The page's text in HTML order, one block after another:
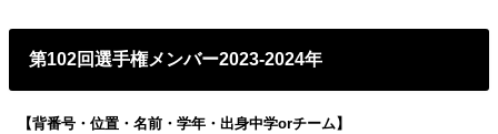
第102回選手権メンバー2023-2024年
【背番号・位置・名前・学年・出身中学orチーム】